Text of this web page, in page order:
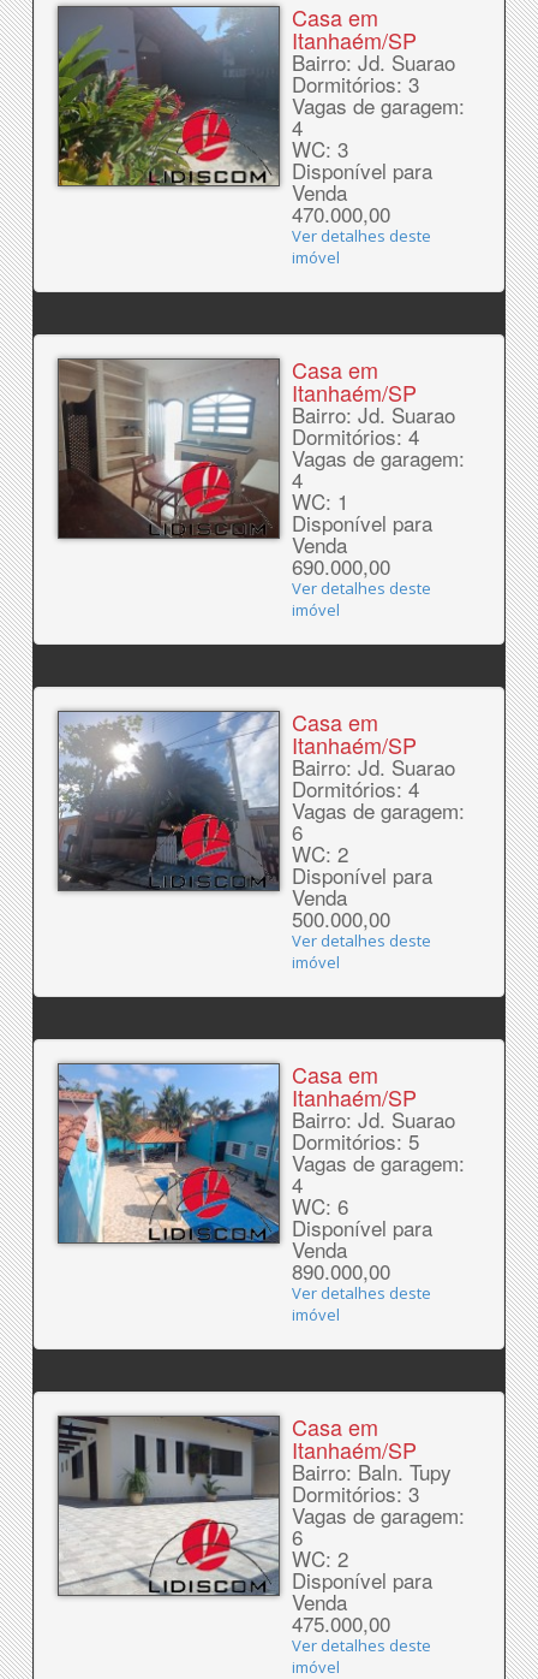
Casa em
Itanhaém/SP
Bairro: Jd. Suarao
Dormitórios: 3
Vagas de garagem:
4
WC: 3
Disponível para
Venda
470.000,00
Ver detalhes deste
imóvel
Casa em
Itanhaém/SP
Bairro: Jd. Suarao
Dormitórios: 4
Vagas de garagem:
4
WC: 1
Disponível para
Venda
690.000,00
Ver detalhes deste
imóvel
Casa em
Itanhaém/SP
Bairro: Jd. Suarao
Dormitórios: 4
Vagas de garagem:
6
WC: 2
Disponível para
Venda
500.000,00
Ver detalhes deste
imóvel
Casa em
Itanhaém/SP
Bairro: Jd. Suarao
Dormitórios: 5
Vagas de garagem:
4
WC: 6
Disponível para
Venda
890.000,00
Ver detalhes deste
imóvel
Casa em
Itanhaém/SP
Bairro: Baln. Tupy
Dormitórios: 3
Vagas de garagem:
6
WC: 2
Disponível para
Venda
475.000,00
Ver detalhes deste
imóvel